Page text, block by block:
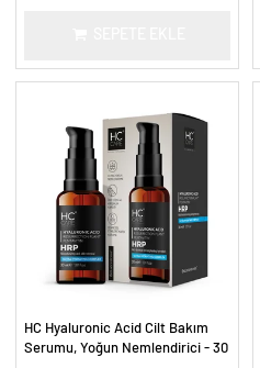
HC Hyaluronic Acid Cilt Bakım
Serumu, Yoğun Nemlendirici - 30